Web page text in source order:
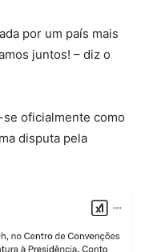
por um país mais
juntos! – diz o
oficialmente como
disputa pela